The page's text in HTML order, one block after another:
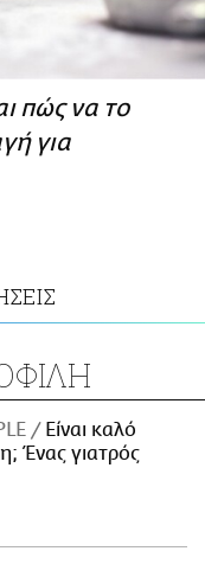
πώς να το
για
Είναι καλό
Ένας γιατρός